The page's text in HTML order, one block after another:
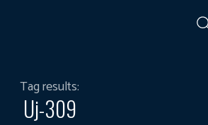
Tag results:
Uj-309